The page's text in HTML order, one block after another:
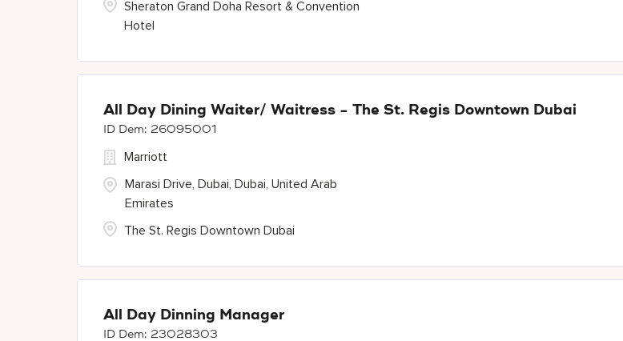
Sheraton Grand Doha Resort & Convention
Hotel
All Day Dining Waiter/ Waitress - The St. Regis Downtown Dubai
26095001
Marasi Drive, Dubai, Dubai, United Arab
Emirates
Marriott
The St. Regis Downtown Dubai
All Day Dinning Manager
23028303